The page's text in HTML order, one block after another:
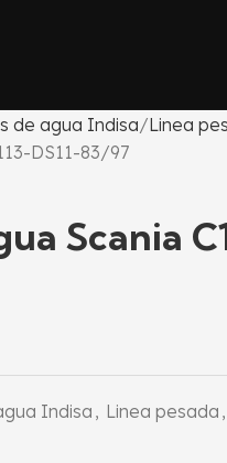
de agua Indisa Linea
DS11-83/97
Scania
Indisa, Linea pesada ,